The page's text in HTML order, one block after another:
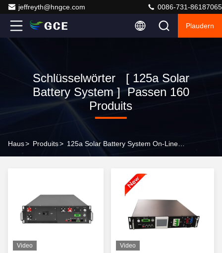
jeffreyth@hngce.com 0086-731-86187065
Plaudern
Schlüsselwörter [ 125a Solar
Battery System ] Passen 160
Produits
Haus> Produits>
Video Video